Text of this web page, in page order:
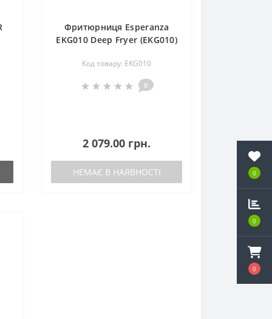
0
0
0
Фритюрниця Esperanza
EKG010 Deep Fryer (EKG010)
Код товару: EKG010
0
2 079.00 грн.
НЕМАЄ В НАЯВНОСТІ